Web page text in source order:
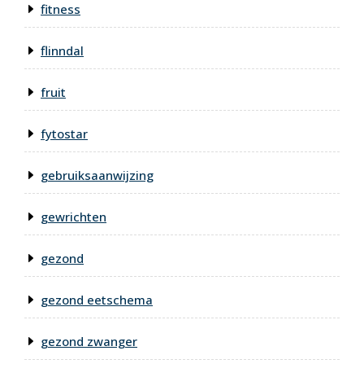
fitness
flinndal
fruit
fytostar
gebruiksaanwijzing
gewrichten
gezond
gezond eetschema
gezond zwanger